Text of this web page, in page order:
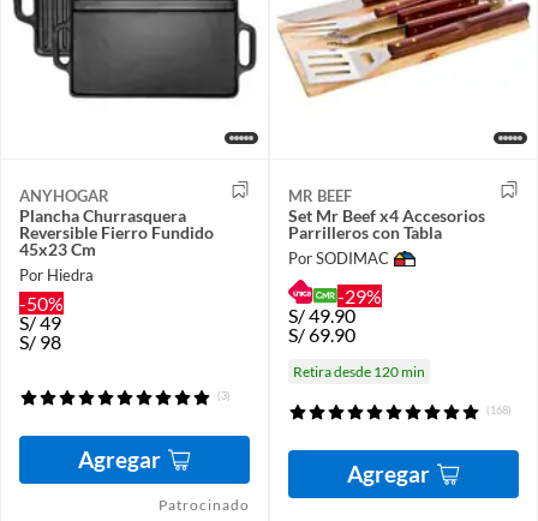
ANYHOGAR
Plancha Churrasquera
Reversible Fierro Fundido
45x23 Cm
Por Hiedra
-50%
S/49
S/ 98
(3)
Agregar
Patrocinado
MR BEEF
Set Mr Beef x4 Accesorios
Parrilleros con Tabla
Por SODIMAC
-29%
S/49.90
S/69.90
Retira desde 120 min
(168)
Agregar